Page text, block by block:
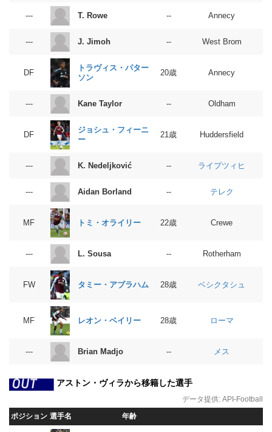
--- T. Rowe -- Annecy
--- J. Jimoh -- West Brom
DF
トラヴィス・パター
ソン
20歳 Annecy
--- Kane Taylor -- Oldham
DF
ジョシュ・フィーニ
ー
21歳 Huddersfield
--- K. Nedeljković -- ライプツィヒ
--- Aidan Borland -- テレク
MF トミ・オライリー 22歳 Crewe
--- L. Sousa -- Rotherham
FW タミー・アブラハム 28歳 ベシクタシュ
MF レオン・ベイリー 28歳 ローマ
--- Brian Madjo -- メス
アストン・ヴィラから移籍した選手
ポジション 選手名 年齢
データ提供: API-Football